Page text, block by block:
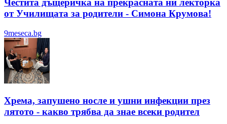
Честита дъщеричка на прекрасната ни лекторка
от Училищата за родители - Симона Крумова!
9meseca.bg
Хрема, запушено носле и ушни инфекции през
лятотo - какво трябва да знае всеки родител